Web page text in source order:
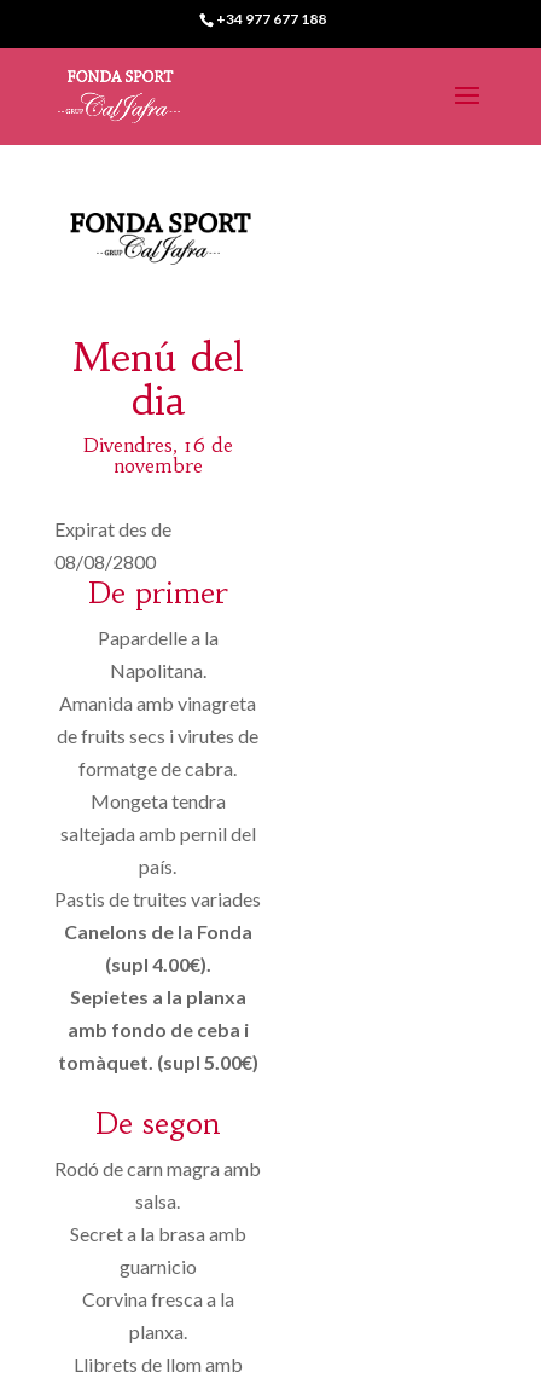
+34 977 677 188
Menú del
dia
Divendres, 16 de
novembre
Expirat des de
08/08/2800
De primer
Papardelle a la
Napolitana.
Amanida amb vinagreta
de fruits secs i virutes de
formatge de cabra.
Mongeta tendra
saltejada amb pernil del
país.
Pastis de truites variades
Canelons de la Fonda
(supl 4.00€).
Sepietes a la planxa
amb fondo de ceba i
tomàquet. (supl 5.00€)
De segon
Rodó de carn magra amb
salsa.
Secret a la brasa amb
guarnicio
Corvina fresca a la
planxa.
Llibrets de llom amb